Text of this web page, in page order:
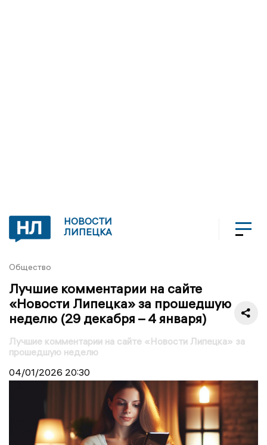
НОВОСТИ
ЛИПЕЦКА
Общество
Лучшие комментарии на сайте
«Новости Липецка» за прошедшую
неделю (29 декабря – 4 января)
Лучшие комментарии на сайте «Новости Липецка» за
прошедшую неделю
04/01/2026 20:30